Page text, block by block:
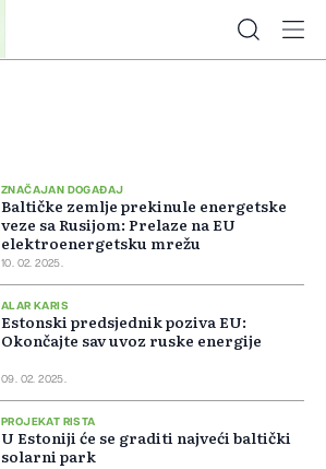
ZNAČAJAN DOGAĐAJ
Baltičke zemlje prekinule energetske
veze sa Rusijom: Prelaze na EU
elektroenergetsku mrežu
10. 02. 2025.
ALAR KARIS
Estonski predsjednik poziva EU:
Okončajte sav uvoz ruske energije
09. 02. 2025.
PROJEKAT RISTA
U Estoniji će se graditi najveći baltički
solarni park